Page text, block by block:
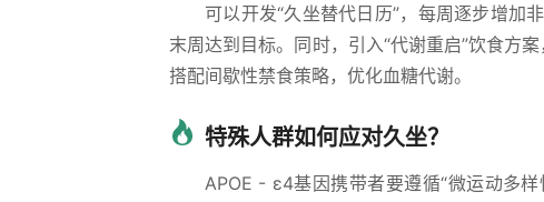
可以开发“久坐替代日历”，每周逐步增加
末周达到目标。同时，引入“代谢重启”饮食方
搭配间歇性禁食策略，优化血糖代谢。
特殊人群如何应对久坐？
APOE - ε4基因携带者要遵循“微运动多